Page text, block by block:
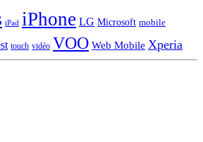
iPad iPhone LG Microsoft mobile
touch vidéo VOO Web Mobile Xperia